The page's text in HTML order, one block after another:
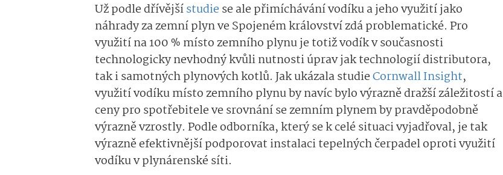
Už podle dřívějšístudiese ale přimíchávání vodíku a jeho využití jako
náhrady za zemní plyn ve Spojeném království zdá problematické. Pro
využití na 100 % místo zemního plynu je totiž vodík v současnosti
technologicky nevhodný kvůli nutnosti úprav jak technologií distributora,
tak i samotných plynových kotlů. Jak ukázala studieCornwall Insight,
využití vodíku místo zemního plynu by navíc bylo výrazně dražší záležitostí a
ceny pro spotřebitele ve srovnání se zemním plynem by pravděpodobně
výrazně vzrostly. Podle odborníka, který se k celé situaci vyjadřoval, je tak
výrazně efektivnější podporovat instalaci tepelných čerpadel oproti využití
vodíku v plynárenské síti.